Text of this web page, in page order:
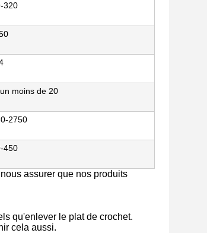
320
moins de 20
2750
450
assurer que nos produits
qu'enlever le plat de crochet.
cela aussi.